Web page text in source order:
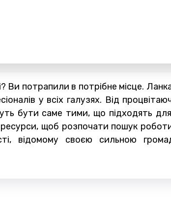
Ви потрапили в потрібне місце.
у всіх галузях. Від
бути саме тими, що підходять
ресурси, щоб розпочати пошук
відомому своєю сильною